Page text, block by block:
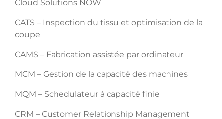
Cloud Solutions NOW
CATS – Inspection du tissu et optimisation de la
coupe
CAMS – Fabrication assistée par ordinateur
MCM – Gestion de la capacité des machines
MQM – Schedulateur à capacité finie
CRM – Customer Relationship Management